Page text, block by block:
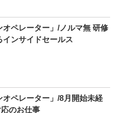
ペレーター」/ノルマ無 研修
ンサイドセールス
ペレーター」/8月開始未経
のお仕事